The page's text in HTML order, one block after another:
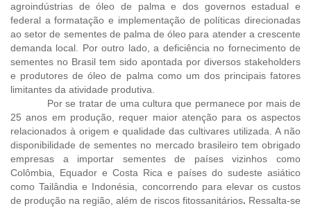
agroindústrias de óleo de palma e dos governos estadual e
federal a formatação e implementação de políticas direcionadas
ao setor de sementes de palma de óleo para atender a crescente
demanda local. Por outro lado, a deficiência no fornecimento de
sementes no Brasil tem sido apontada por diversos stakeholders
e produtores de óleo de palma como um dos principais fatores
limitantes da atividade produtiva.
Por se tratar de uma cultura que permanece por mais de
25 anos em produção, requer maior atenção para os aspectos
relacionados à origem e qualidade das cultivares utilizada. A não
disponibilidade de sementes no mercado brasileiro tem obrigado
empresas a importar sementes de países vizinhos como
Colômbia, Equador e Costa Rica e países do sudeste asiático
como Tailândia e Indonésia, concorrendo para elevar os custos
de produção na região, além de riscos fitossanitários. Ressalta-se